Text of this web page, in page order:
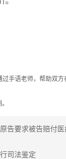
手语老师，帮助双
告要求被告赔付
司法鉴定